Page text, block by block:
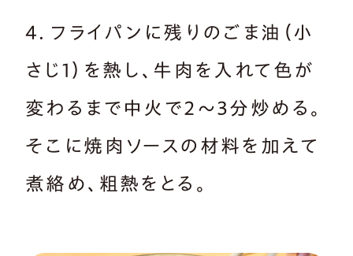
4．フライパンに残りのごま油（小
さじ1）を熱し、牛肉を入れて色が
変わるまで中火で2～3分炒める。
そこに焼肉ソースの材料を加えて
煮絡め、粗熱をとる。